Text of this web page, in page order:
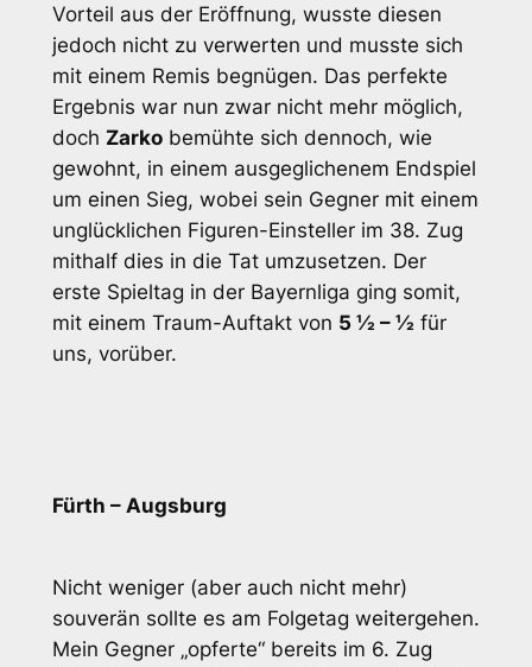
Vorteil aus der Eröffnung, wusste diesen
jedoch nicht zu verwerten und musste sich
mit einem Remis begnügen. Das perfekte
Ergebnis war nun zwar nicht mehr möglich,
doch Zarkobemühte sich dennoch, wie
gewohnt, in einem ausgeglichenem Endspiel
um einen Sieg, wobei sein Gegner mit einem
unglücklichen Figuren-Einsteller im 38. Zug
mithalf dies in die Tat umzusetzen. Der
erste Spieltag in der Bayernliga ging somit,
mit einem Traum-Auftakt von 5 ½ – ½ für
uns, vorüber.
Fürth – Augsburg
Nicht weniger (aber auch nicht mehr)
souverän sollte es am Folgetag weitergehen.
Mein Gegner „opferte“ bereits im 6. Zug